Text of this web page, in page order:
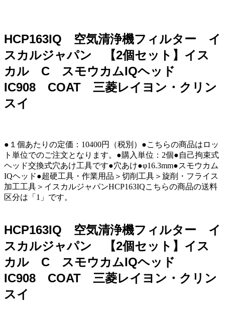
HCP163IQ 空気清浄機フィルター イ
スカルジャパン 【2個セット】イス
カル C スモウカムIQヘッド
IC908 COAT 三菱レイヨン・クリン
スイ
●１個あたりの定価：10400円（税別）●こちらの商品はロッ
ト単位でのご注文となります。●購入単位：2個●自己拘束式
ヘッド交換式穴あけ工具です●穴あけ●φ16.3mm●スモウカム
IQヘッド●超硬工具・作業用品＞切削工具＞旋削・フライス
加工工具＞イスカルジャパンHCP163IQこちらの商品の送料
区分は「1」です。
HCP163IQ 空気清浄機フィルター イ
スカルジャパン 【2個セット】イス
カル C スモウカムIQヘッド
IC908 COAT 三菱レイヨン・クリン
スイ